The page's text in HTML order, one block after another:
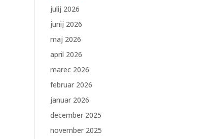
julij 2026
junij 2026
maj 2026
april 2026
marec 2026
februar 2026
januar 2026
december 2025
november 2025